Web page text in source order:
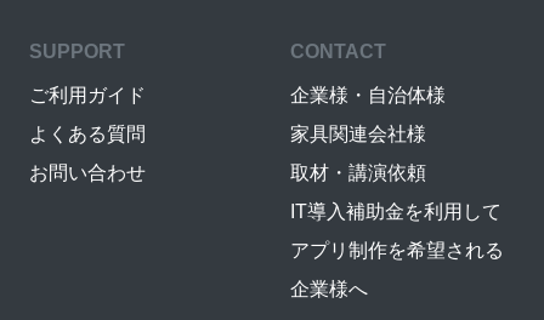
SUPPORT
ご利用ガイド
よくある質問
お問い合わせ
CONTACT
企業様・自治体様
家具関連会社様
取材・講演依頼
IT導入補助金を利用して
アプリ制作を希望される
企業様へ